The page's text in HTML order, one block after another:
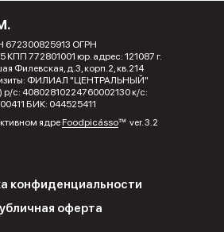
ОГРН
КПП 772801001 юр. адрес: 121087 г.
Филевская, д.3, корп.2, кв.214
ФИЛИАЛ "ЦЕНТРАЛЬНЫЙ"
с: 40802810224760002130 к/с:
БИК: 044525411
ядреFoodpicássover. 3.2
конфиденциальности
оферта